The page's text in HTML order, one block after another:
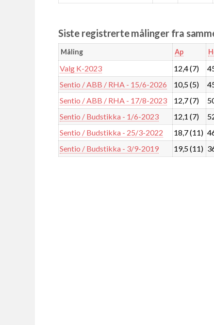
Siste registrerte målinger fra
Måling Ap
Valg K-2023 12,4 (7)
Sentio / ABB / RHA - 15/6-2026
10,5 (5)
Sentio / ABB / RHA - 17/8-2023
12,7 (7)
Sentio / Budstikka - 1/6-2023
12,1 (7)
Sentio / Budstikka - 25/3-2022
18,7 (11)
Sentio / Budstikka - 3/9-2019
19,5 (11)